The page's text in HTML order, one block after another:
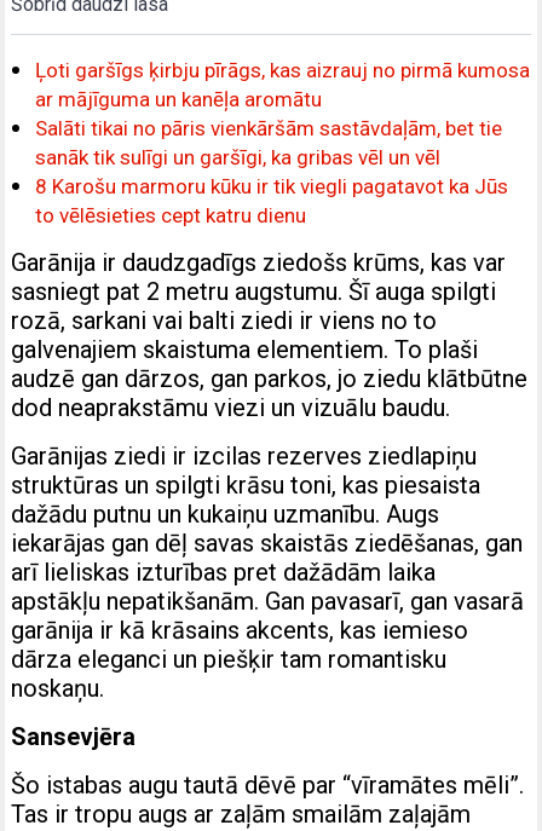
Ļoti garšīgs ķirbju pīrāgs, kas aizrauj no pirmā kumosa
ar mājīguma un kanēļa aromātu
Salāti tikai no pāris vienkāršām sastāvdaļām, bet tie
sanāk tik sulīgi un garšīgi, ka gribas vēl un vēl
8 Karošu marmoru kūku ir tik viegli pagatavot ka Jūs
to vēlēsieties cept katru dienu
Garānija ir daudzgadīgs ziedošs krūms, kas var
sasniegt pat 2 metru augstumu. Šī auga spilgti
rozā, sarkani vai balti ziedi ir viens no to
galvenajiem skaistuma elementiem. To plaši
audzē gan dārzos, gan parkos, jo ziedu klātbūtne
dod neaprakstāmu viezi un vizuālu baudu.
Garānijas ziedi ir izcilas rezerves ziedlapiņu
struktūras un spilgti krāsu toni, kas piesaista
dažādu putnu un kukaiņu uzmanību. Augs
iekarājas gan dēļ savas skaistās ziedēšanas, gan
arī lieliskas izturības pret dažādām laika
apstākļu nepatikšanām. Gan pavasarī, gan vasarā
garānija ir kā krāsains akcents, kas iemieso
dārza eleganci un piešķir tam romantisku
noskaņu.
Sansevjēra
Šo istabas augu tautā dēvē par “vīramātes mēli”.
Tas ir tropu augs ar zaļām smailām zaļajām